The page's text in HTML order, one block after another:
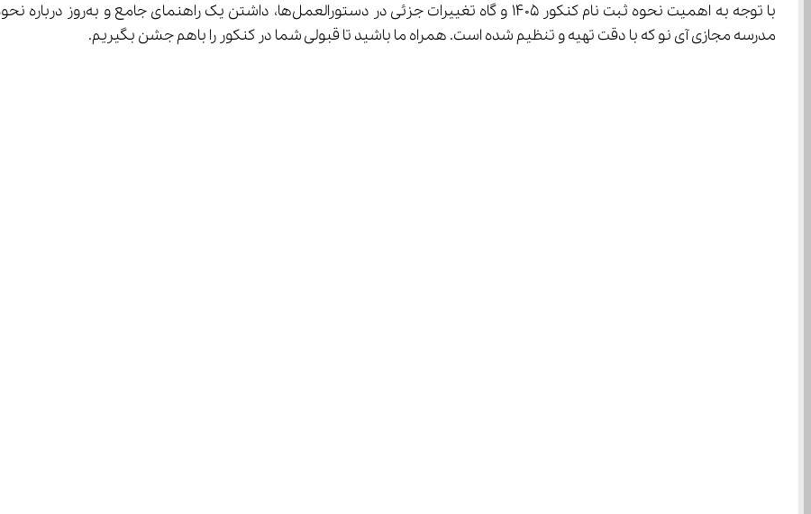
مدرسه مجازی آی نو که با دقت تهیه و تنظیم شده است. همراه ما باشید تا قبولی شما در کنکور را باهم جشن بگیریم.